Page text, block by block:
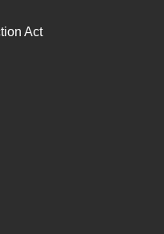
Act